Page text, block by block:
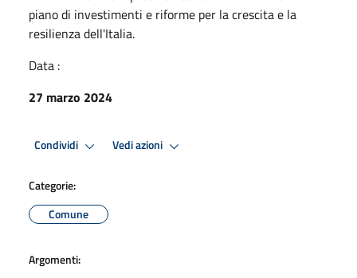
piano di investimenti e riforme per la crescita e la
resilienza dell'Italia.
Data :
27 marzo 2024
Condividi Vedi azioni
Categorie:
Comune
Argomenti: